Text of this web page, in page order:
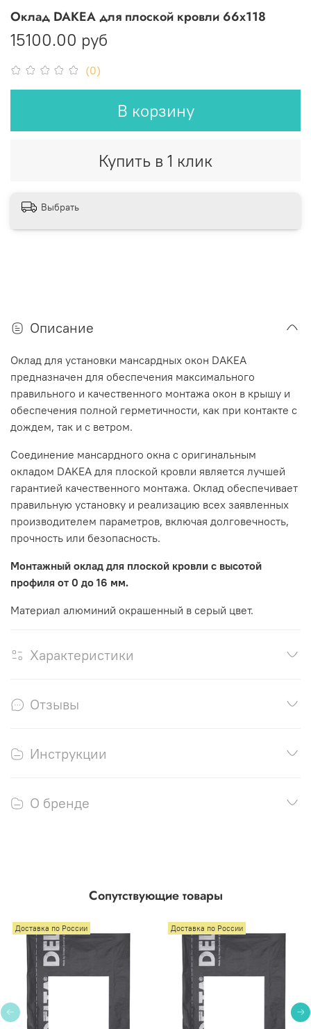
(0)
Оклад DAKEA для плоской кровли 66х118
15100.00 руб
В корзину
Купить в 1 клик
Выбрать
Описание
Оклад для установки мансардных окон DAKEA
предназначен для обеспечения максимального
правильного и качественного монтажа окон в крышу и
обеспечения полной герметичности, как при контакте с
дождем, так и с ветром.
Соединение мансардного окна с оригинальным
окладом DAKEA для плоской кровли является лучшей
гарантией качественного монтажа. Оклад обеспечивает
правильную установку и реализацию всех заявленных
производителем параметров, включая долговечность,
прочность или безопасность.
Монтажный оклад для плоской кровли с высотой
профиля от 0 до 16 мм.
Материал алюминий окрашенный в серый цвет.
Характеристики
Отзывы
Инструкции
О бренде
Сопутствующие товары
Доставка по России Доставка по России